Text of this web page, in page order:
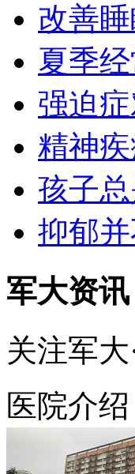
改善
夏季
强迫
精神
孩子
抑郁
军大资讯
关注军
医院介绍